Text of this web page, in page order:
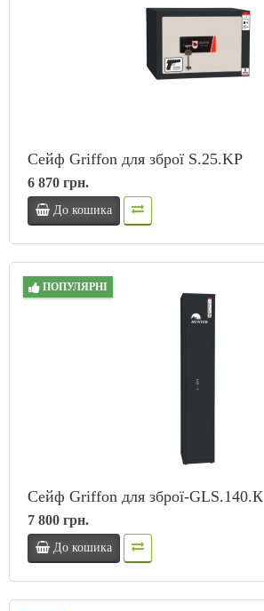
Сейф Griffon для зброї S.25.KP
6 870 грн.
До кошика
ПОПУЛЯРНІ
Сейф Griffon для зброї-GLS.140.К
7 800 грн.
До кошика